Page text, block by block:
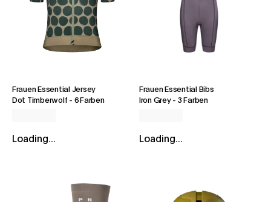
Frauen Essential Jersey
Dot Timberwolf - 6 Farben
Loading...
Frauen Essential Bibs
Iron Grey- 3 Farben
Loading...